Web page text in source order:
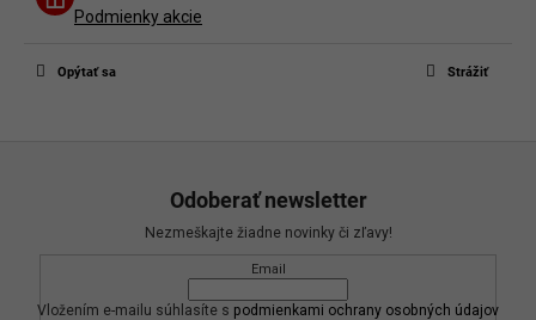
Podmienky akcie
Opýtať sa Strážiť
Buďte prvý, kto napíše príspevok k tejto položke.
sa
alebo sa
Odoberať newsletter
Nezmeškajte žiadne novinky či zľavy!
Email
Vložením e-mailu súhlasíte s podmienkami ochrany osobných údajov